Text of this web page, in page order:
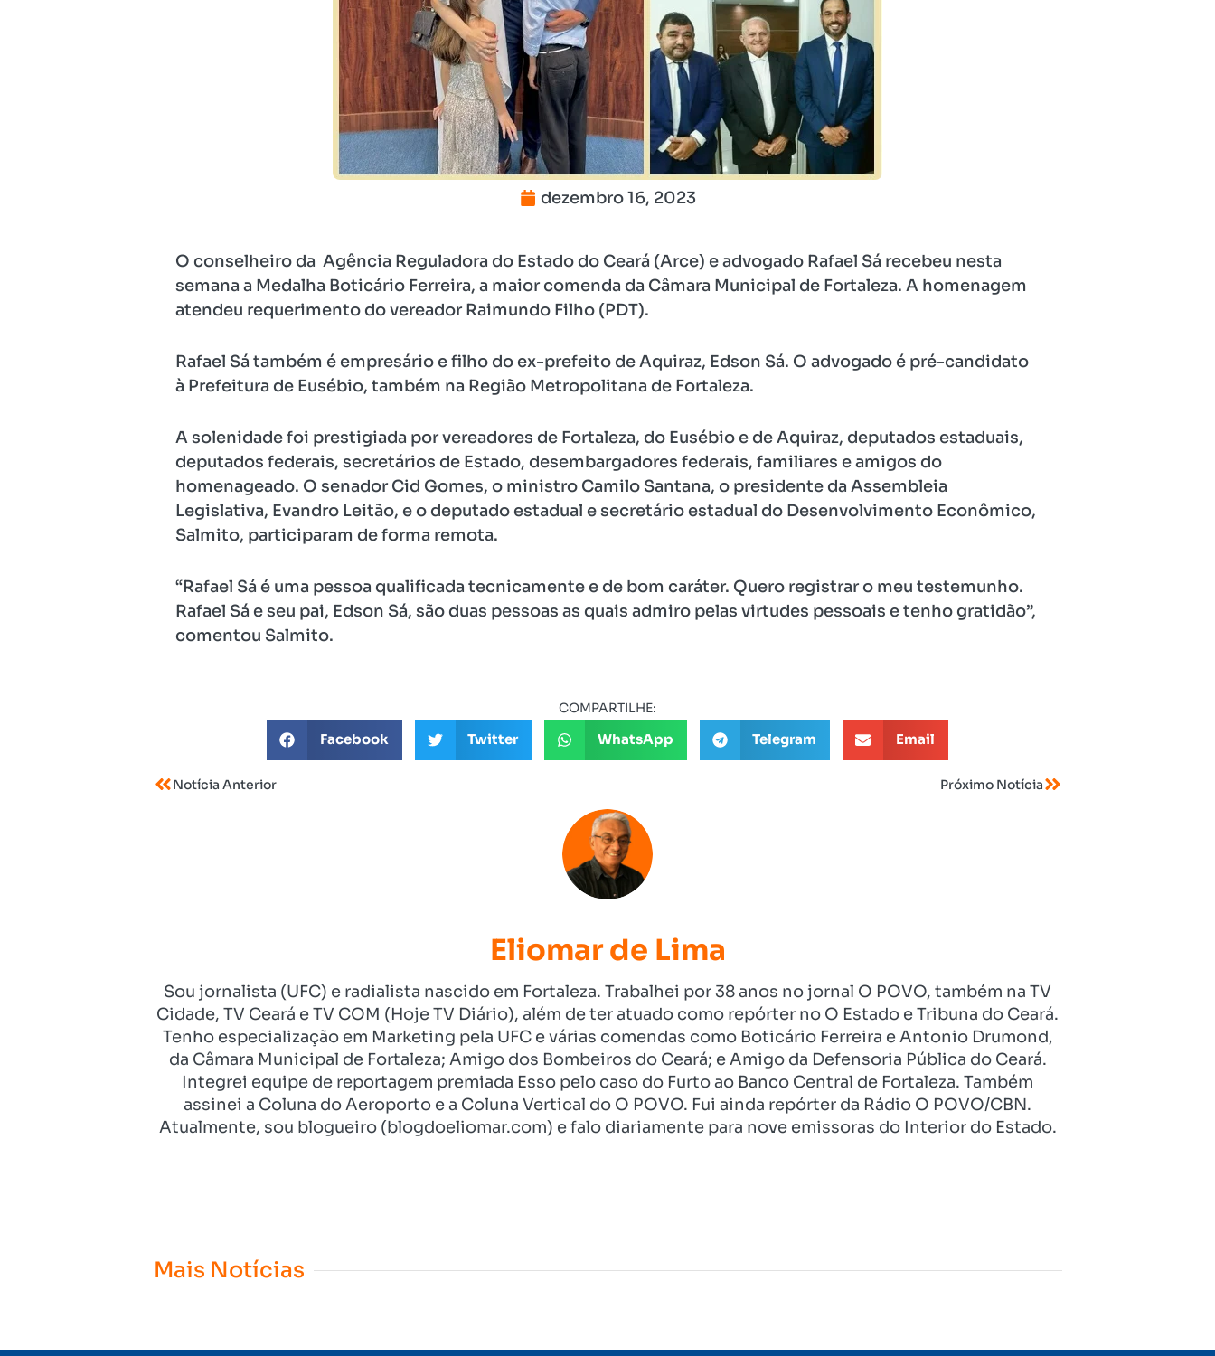
dezembro 16, 2023
O conselheiro da Agência Reguladora do Estado do Ceará (Arce) e advogado Rafael Sá recebeu nesta
semana a Medalha Boticário Ferreira, a maior comenda da Câmara Municipal de Fortaleza. A homenagem
atendeu requerimento do vereador Raimundo Filho (PDT).
Rafael Sá também é empresário e filho do ex-prefeito de Aquiraz, Edson Sá. O advogado é pré-candidato
à Prefeitura de Eusébio, também na Região Metropolitana de Fortaleza.
A solenidade foi prestigiada por vereadores de Fortaleza, do Eusébio e de Aquiraz, deputados estaduais,
deputados federais, secretários de Estado, desembargadores federais, familiares e amigos do
homenageado. O senador Cid Gomes, o ministro Camilo Santana, o presidente da Assembleia
Legislativa, Evandro Leitão, e o deputado estadual e secretário estadual do Desenvolvimento Econômico,
Salmito, participaram de forma remota.
“Rafael Sá é uma pessoa qualificada tecnicamente e de bom caráter. Quero registrar o meu testemunho.
Rafael Sá e seu pai, Edson Sá, são duas pessoas as quais admiro pelas virtudes pessoais e tenho gratidão”,
comentou Salmito.
COMPARTILHE:
Facebook Twitter WhatsApp Telegram Email
Notícia Anterior Próximo Notícia
Eliomar de Lima
Sou jornalista (UFC) e radialista nascido em Fortaleza. Trabalhei por 38 anos no jornal O POVO, também na TV
Cidade, TV Ceará e TV COM (Hoje TV Diário), além de ter atuado como repórter no O Estado e Tribuna do Ceará.
Tenho especialização em Marketing pela UFC e várias comendas como Boticário Ferreira e Antonio Drumond,
da Câmara Municipal de Fortaleza; Amigo dos Bombeiros do Ceará; e Amigo da Defensoria Pública do Ceará.
Integrei equipe de reportagem premiada Esso pelo caso do Furto ao Banco Central de Fortaleza. Também
assinei a Coluna do Aeroporto e a Coluna Vertical do O POVO. Fui ainda repórter da Rádio O POVO/CBN.
Atualmente, sou blogueiro (blogdoeliomar.com) e falo diariamente para nove emissoras do Interior do Estado.
Mais Notícias